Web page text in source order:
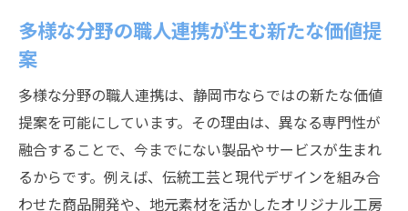
多様な分野の職人連携が生む新たな価値提
案
多様な分野の職人連携は、静岡市ならではの新たな価値
提案を可能にしています。その理由は、異なる専門性が
融合することで、今までにない製品やサービスが生まれ
るからです。例えば、伝統工芸と現代デザインを組み合
わせた商品開発や、地元素材を活かしたオリジナル工房